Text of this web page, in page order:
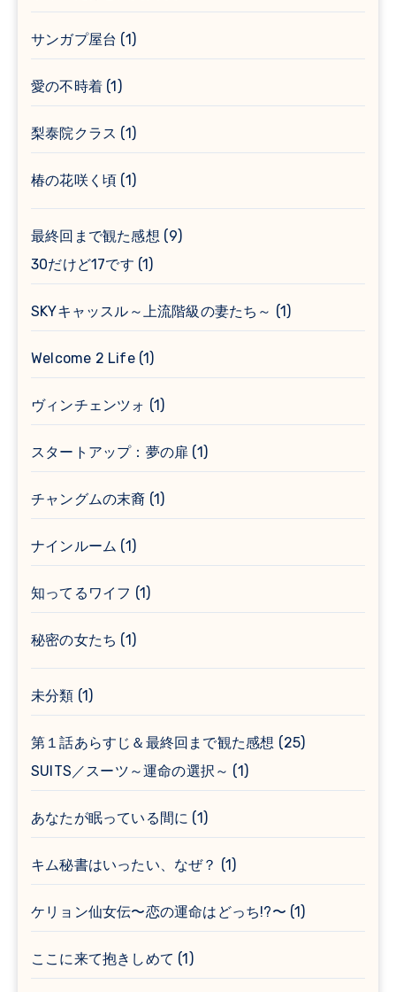
サンガプ屋台 (1)
愛の不時着 (1)
梨泰院クラス (1)
椿の花咲く頃 (1)
最終回まで観た感想 (9)
30だけど17です (1)
SKYキャッスル～上流階級の妻たち～ (1)
Welcome 2 Life(1)
ヴィンチェンツォ (1)
スタートアップ：夢の扉 (1)
チャングムの末裔 (1)
ナインルーム (1)
知ってるワイフ (1)
秘密の女たち (1)
未分類 (1)
第１話あらすじ＆最終回まで観た感想 (25)
SUITS／スーツ～運命の選択～ (1)
あなたが眠っている間に (1)
キム秘書はいったい、なぜ？ (1)
ケリョン仙女伝〜恋の運命はどっち!?〜 (1)
ここに来て抱きしめて (1)